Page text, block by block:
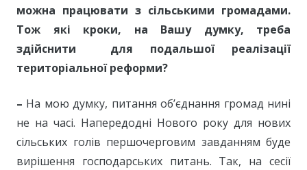
можна працювати з сільськими громадами.
Тож які кроки, на Вашу думку, треба
здійснити для подальшої реалізації
територіальної реформи?
– На мою думку, питання об’єднання громад нині
не на часі. Напередодні Нового року для нових
сільських голів першочерговим завданням буде
вирішення господарських питань. Так, на сесії